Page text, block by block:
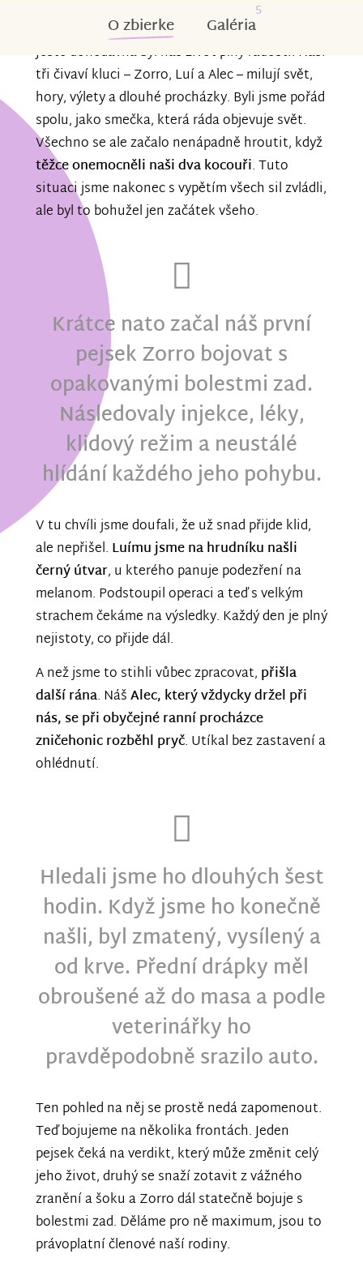
O zbierke Galéria
5
Ještě donedávna byl náš život plný radosti. Naši
tři čivaví kluci – Zorro, Luí a Alec – milují svět,
hory, výlety a dlouhé procházky. Byli jsme pořád
spolu, jako smečka, která ráda objevuje svět.
Všechno se ale začalo nenápadně hroutit, když
těžce onemocněli naši dva kocouři. Tuto
situaci jsme nakonec s vypětím všech sil zvládli,
ale byl to bohužel jen začátek všeho.
Krátce nato začal náš první
pejsek Zorro bojovat s
opakovanými bolestmi zad.
Následovaly injekce, léky,
klidový režim a neustálé
hlídání každého jeho pohybu.
V tu chvíli jsme doufali, že už snad přijde klid,
ale nepřišel. Luímu jsme na hrudníku našli
černý útvar, u kterého panuje podezření na
melanom. Podstoupil operaci a teď s velkým
strachem čekáme na výsledky. Každý den je plný
nejistoty, co přijde dál.
A než jsme to stihli vůbec zpracovat, přišla
další rána. NášAlec, který vždycky držel při
nás, se při obyčejné ranní procházce
zničehonic rozběhl pryč. Utíkal bez zastavení a
ohlédnutí.
Hledali jsme ho dlouhých šest
hodin. Když jsme ho konečně
našli, byl zmatený, vysílený a
od krve. Přední drápky měl
obroušené až do masa a podle
veterinářky ho
pravděpodobně srazilo auto.
Ten pohled na něj se prostě nedá zapomenout.
Teď bojujeme na několika frontách. Jeden
pejsek čeká na verdikt, který může změnit celý
jeho život, druhý se snaží zotavit z vážného
zranění a šoku a Zorro dál statečně bojuje s
bolestmi zad. Děláme pro ně maximum, jsou to
právoplatní členové naší rodiny.